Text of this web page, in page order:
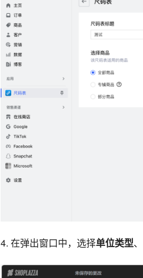
4. 在弹出窗口中，选择单位类型、